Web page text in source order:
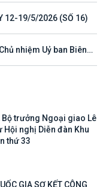
12-19/5/2026 (SỐ 16)
nhiệm Uỷ ban Biên
Bộ trưởng Ngoại giao Lê
Hội nghị Diễn đàn Khu
thứ 33
GIA SƠ KẾT CÔNG